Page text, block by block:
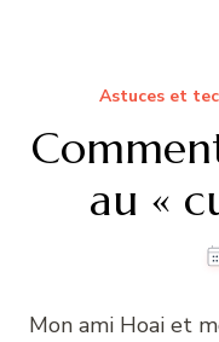
Astuces et
au «
Mon ami Hoai et